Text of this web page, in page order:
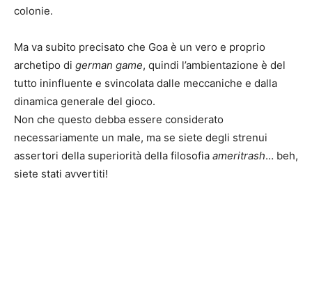
colonie.
Ma va subito precisato che Goa è un vero e proprio
archetipo di german game, quindi l’ambientazione è del
tutto ininfluente e svincolata dalle meccaniche e dalla
dinamica generale del gioco.
Non che questo debba essere considerato
necessariamente un male, ma se siete degli strenui
assertori della superiorità della filosofia ameritrash… beh,
siete stati avvertiti!